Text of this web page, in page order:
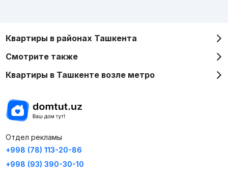
Квартиры в районах Ташкента
Смотрите также
Квартиры в Ташкенте возле метро
Отдел рекламы
+998 (78) 113-20-86
+998 (93) 390-30-10